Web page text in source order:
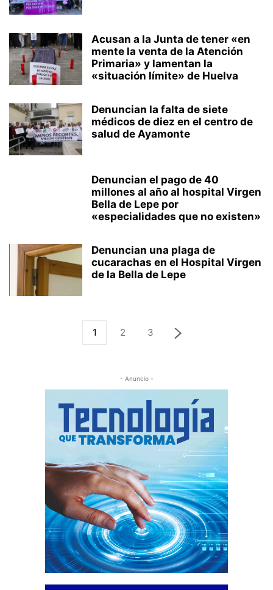
Acusan a la Junta de tener «en
mente la venta de la Atención
Primaria» y lamentan la
«situación límite» de Huelva
Denuncian la falta de siete
médicos de diez en el centro de
salud de Ayamonte
Denuncian el pago de 40
millones al año al hospital Virgen
Bella de Lepe por
«especialidades que no existen»
Denuncian una plaga de
cucarachas en el Hospital Virgen
de la Bella de Lepe
1 2 3
- Anuncio -